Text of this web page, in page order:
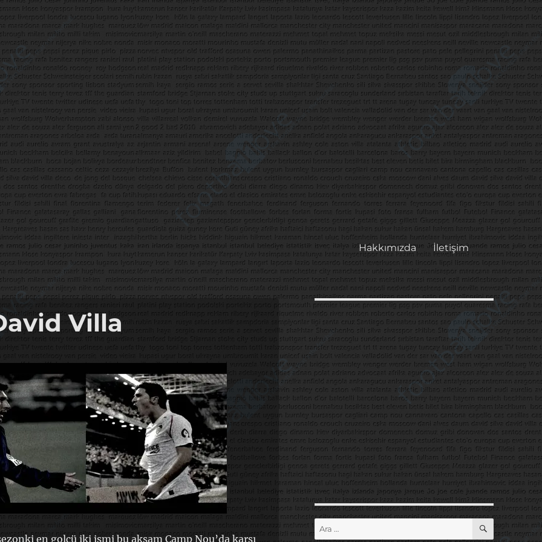
Hakkımızda İletişim
Villa
en golcü iki ismi bu akşam Camp Nou’da karşı
Ara: ARA